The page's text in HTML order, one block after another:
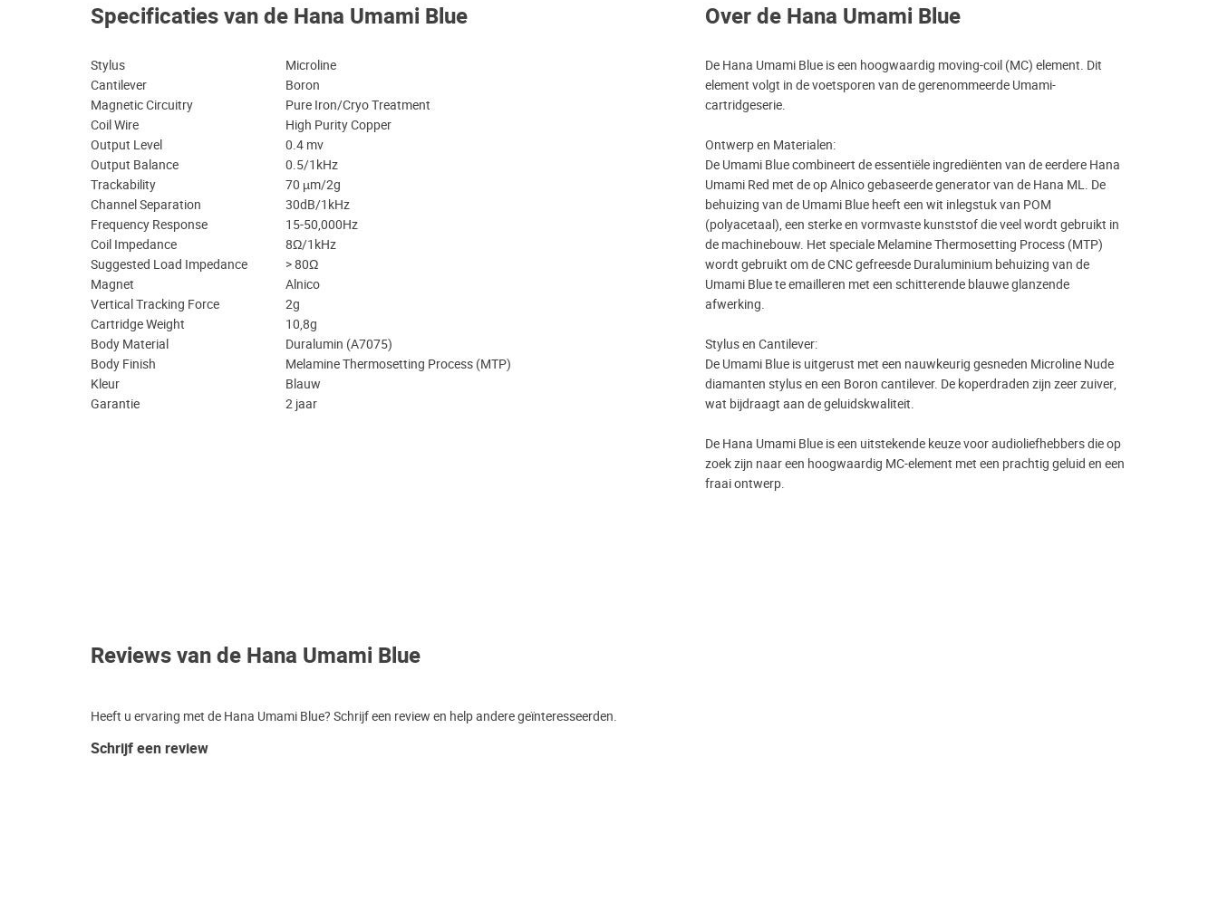
Specificaties van de Hana Umami Blue
Stylus
Microline
Cantilever
Boron
Magnetic Circuitry
Pure Iron/Cryo Treatment
Coil Wire
High Purity Copper
Output Level
0.4 mv
Output Balance
0.5/1kHz
Trackability
70 µm/2g
Channel Separation
30dB/1kHz
Frequency Response
15-50,000Hz
Coil Impedance
8Ω/1kHz
Suggested Load Impedance
> 80Ω
Magnet
Alnico
Vertical Tracking Force
2g
Cartridge Weight
10,8g
Body Material
Duralumin (A7075)
Body Finish
Melamine Thermosetting Process (MTP)
Kleur
Blauw
Garantie
2 jaar
Over de Hana Umami Blue
De Hana Umami Blue is een hoogwaardig moving-coil (MC) element. Dit
element volgt in de voetsporen van de gerenommeerde Umami-
cartridgeserie.
Ontwerp en Materialen:
De Umami Blue combineert de essentiële ingrediënten van de eerdere Hana
Umami Red met de op Alnico gebaseerde generator van de Hana ML. De
behuizing van de Umami Blue heeft een wit inlegstuk van POM
(polyacetaal), een sterke en vormvaste kunststof die veel wordt gebruikt in
de machinebouw. Het speciale Melamine Thermosetting Process (MTP)
wordt gebruikt om de CNC gefreesde Duraluminium behuizing van de
Umami Blue te emailleren met een schitterende blauwe glanzende
afwerking.
Stylus en Cantilever:
De Umami Blue is uitgerust met een nauwkeurig gesneden Microline Nude
diamanten stylus en een Boron cantilever. De koperdraden zijn zeer zuiver,
wat bijdraagt aan de geluidskwaliteit.
De Hana Umami Blue is een uitstekende keuze voor audioliefhebbers die op
zoek zijn naar een hoogwaardig MC-element met een prachtig geluid en een
fraai ontwerp.
Reviews van de Hana Umami Blue
Heeft u ervaring met de Hana Umami Blue? Schrijf een review en help andere geïnteresseerden.
Schrijf een review